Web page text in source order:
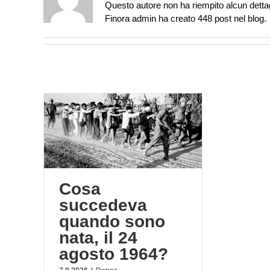
Questo autore non ha riempito alcun
Finora admin ha creato 448 post nel blog.
Cosa
succedeva
quando sono
nata, il 24
agosto 1964?